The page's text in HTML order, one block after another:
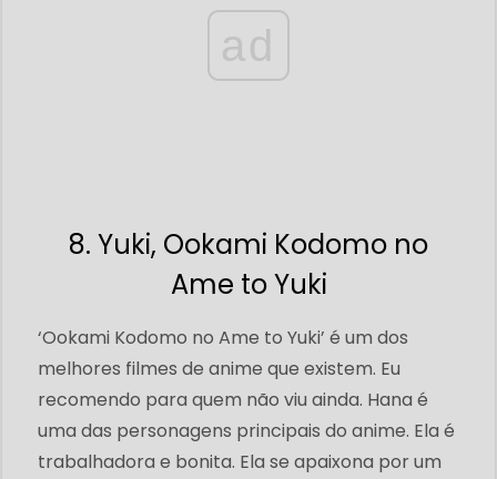
ad
8. Yuki, Ookami Kodomo no
Ame to Yuki
‘Ookami Kodomo no Ame to Yuki’ é um dos
melhores filmes de anime que existem. Eu
recomendo para quem não viu ainda. Hana é
uma das personagens principais do anime. Ela é
trabalhadora e bonita. Ela se apaixona por um